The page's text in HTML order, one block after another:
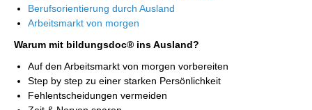
Berufsorientierung durch Ausland
Arbeitsmarkt von morgen
Warum mit bildungsdoc® ins Ausland?
Auf den Arbeitsmarkt von morgen vorbereiten
Step by step zu einer starken Persönlichkeit
Fehlentscheidungen vermeiden